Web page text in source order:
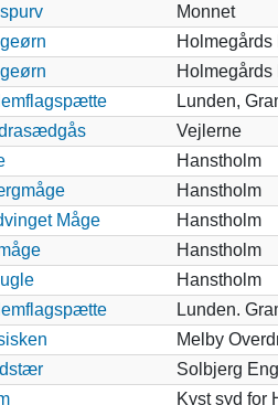
Monnet
Lunden,
Vejlerne
Hanstholm
Hanstholm
Måge Hanstholm
Hanstholm
Hanstholm
Lunden.
Melby
Solbjerg
Kyst syd for